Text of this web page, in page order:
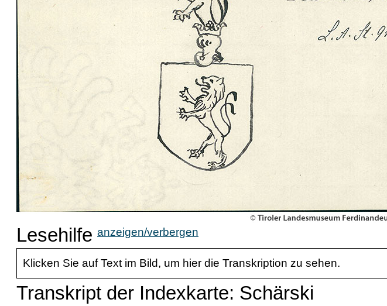
Lesehilfe anzeigen/verbergen
Klicken Sie auf Text im Bild, um hier die Transkription zu sehen.
Transkript der Indexkarte: Schärski